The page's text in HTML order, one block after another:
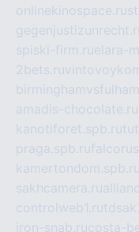
onlinekinospace.ru
spiski-firm.ruelara-
2bets.ru
amadis-chocolate.ru
kanotiforet.spb.ru
praga.spb.ru
kamertondom.spb.ru
sakhcamera.ru
controlweb1.ru
iron-snab.rucosta-